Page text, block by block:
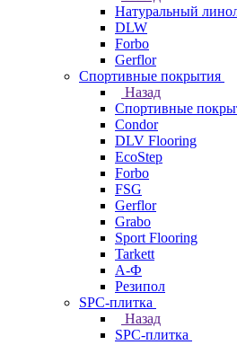
Натуральный
DLW
Forbo
Gerflor
Спортивные покрытия
Назад
Спортивные
Condor
DLV Flooring
EcoStep
Forbo
FSG
Gerflor
Grabo
Sport Flooring
Tarkett
А-Ф
Резипол
SPC-плитка
Назад
SPC-плитка